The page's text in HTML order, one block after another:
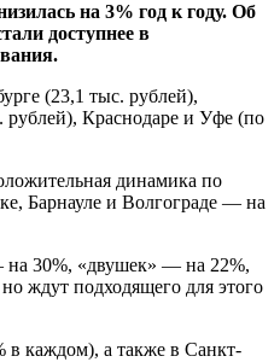
на 3% год к году. Об
доступнее в
(23,1 тыс. рублей),
рублей), Краснодаре и Уфе (по
динамика по
Барнауле и Волгограде — на
на 30%, «двушек» — на 22%,
ждут подходящего для этого
в каждом), а также в Санкт-